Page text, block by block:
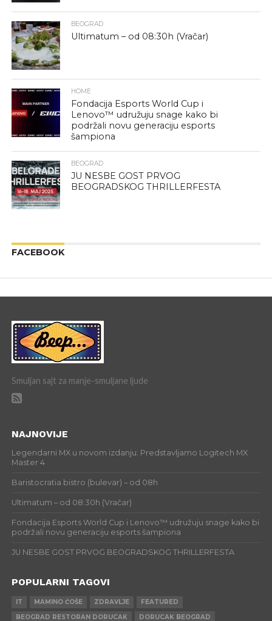
BEOGRAD
Ultimatum – od 08:30h (Vračar)
HOME
Fondacija Esports World Cup i
Lenovo™ udružuju snage kako bi
podržali novu generaciju esports
šampiona
BEOGRAD
JU NESBE GOST PRVOG
BEOGRADSKOG THRILLERFESTA
FACEBOOK
Smuljan sajt za manje-smuljane ljude
NAJNOVIJE
Legendarni MX u novom izdanju: Predstavljamo Logitech MX
Master 4
Baristocratia bistro (bulevar) – od 08h
Ultimatum – od 08:30h (Vračar)
Fondacija Esports World Cup i Lenovo™ udružuju snage kako bi
podržali novu generaciju esports šampiona
JU NESBE GOST PRVOG BEOGRADSKOG THRILLERFESTA
POPULARNI TAGOVI
IT MAMINO ĆOŠE ZDRAVLJE
FEATURED
BEOGRAD RESTORAN DORUCAK
DORUCAK BEOGRAD